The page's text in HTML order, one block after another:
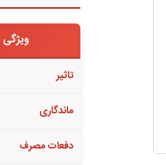
ویژگی
تاثیر
ماندگاری
دفعات مصرف